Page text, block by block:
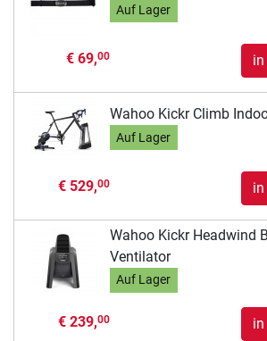
Auf Lager
€ 69,00
Wahoo Kickr Climb
Auf Lager
€ 529,00
Wahoo Kickr Headwind
Ventilator
Auf Lager
€ 239,00